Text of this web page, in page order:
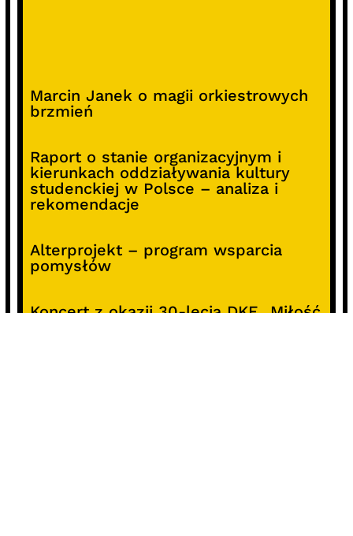
Marcin Janek o magii orkiestrowych
brzmień
Raport o stanie organizacyjnym i
kierunkach oddziaływania kultury
studenckiej w Polsce – analiza i
rekomendacje
Alterprojekt – program wsparcia
pomysłów
Koncert z okazji 30-lecia DKF „Miłość